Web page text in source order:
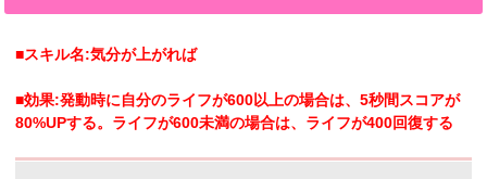
■スキル名:気分が上がれば
■効果:発動時に自分のライフが600以上の場合は、5秒間スコアが
80%UPする。ライフが600未満の場合は、ライフが400回復する